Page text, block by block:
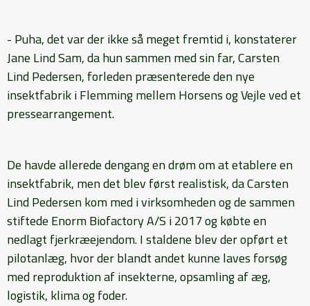
- Puha, det var der ikke så meget fremtid i, konstaterer
Jane Lind Sam, da hun sammen med sin far, Carsten
Lind Pedersen, forleden præsenterede den nye
insektfabrik i Flemming mellem Horsens og Vejle ved et
pressearrangement.
De havde allerede dengang en drøm om at etablere en
insektfabrik, men det blev først realistisk, da Carsten
Lind Pedersen kom med i virksomheden og de sammen
stiftede Enorm Biofactory A/S i 2017 og købte en
nedlagt fjerkræejendom. I staldene blev der opført et
pilotanlæg, hvor der blandt andet kunne laves forsøg
med reproduktion af insekterne, opsamling af æg,
logistik, klima og foder.